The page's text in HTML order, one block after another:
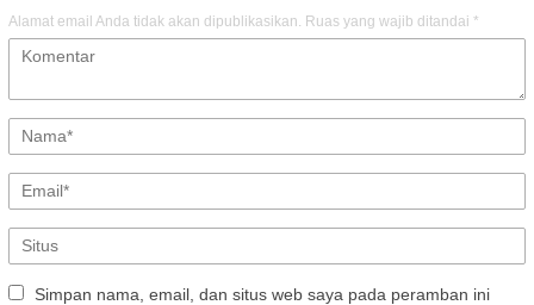
Alamat email Anda tidak akan dipublikasikan. Ruas yang wajib ditandai *
Simpan nama, email, dan situs web saya pada peramban ini